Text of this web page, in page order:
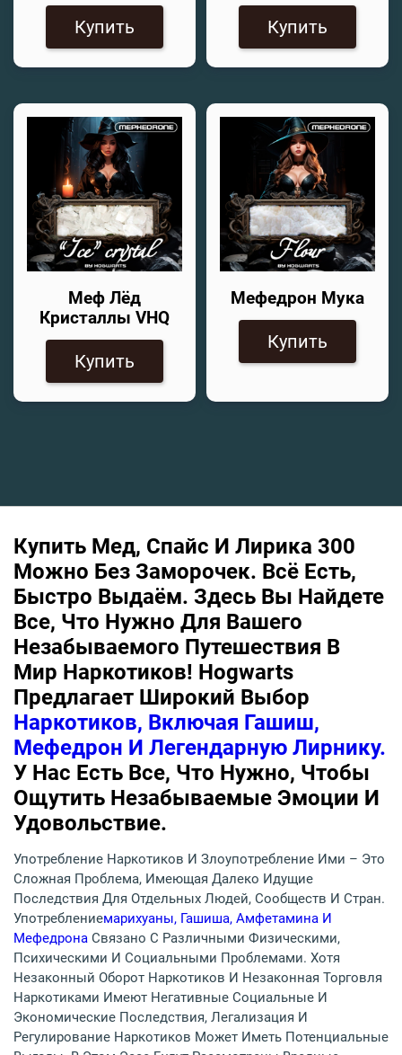
Купить Купить
Меф Лёд
Кристаллы VHQ
Купить
Мефедрон Мука
Купить
Купить Мед, Спайс И Лирика 300
Можно Без Заморочек. Всё Есть,
Быстро Выдаём. Здесь Вы Найдете
Все, Что Нужно Для Вашего
Незабываемого Путешествия В
Мир Наркотиков! Hogwarts
Предлагает Широкий Выбор
Наркотиков, Включая Гашиш,
Мефедрон И Легендарную Лирнику.
У Нас Есть Все, Что Нужно, Чтобы
Ощутить Незабываемые Эмоции И
Удовольствие.
Употребление Наркотиков И Злоупотребление Ими – Это
Сложная Проблема, Имеющая Далеко Идущие
Последствия Для Отдельных Людей, Сообществ И Стран.
УпотреблениеМарихуаны, Гашиша, Амфетамина И
Мефедрона Связано С Различными Физическими,
Психическими И Социальными Проблемами. Хотя
Незаконный Оборот Наркотиков И Незаконная Торговля
Наркотиками Имеют Негативные Социальные И
Экономические Последствия, Легализация И
Регулирование Наркотиков Может Иметь Потенциальные